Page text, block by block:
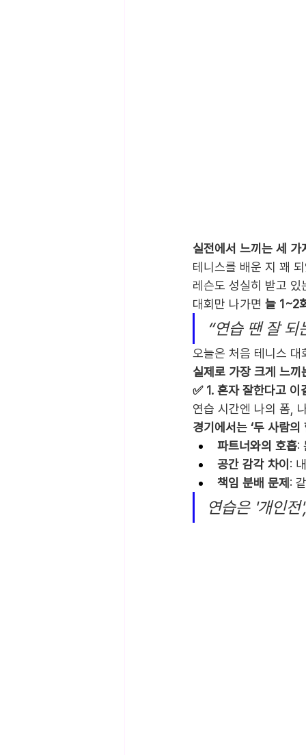
실전에서 느끼는 세 가
테니스를 배운 지 꽤
레슨도 성실히 받고
대회만 나가면 늘 1~2
“연습 땐 잘 되
오늘은 처음 테니스 대
실제로 가장 크게 느
✅ 1. 혼자 잘한다고 이
연습 시간엔 나의 폼,
경기에서는 ‘두 사람의
파트너와의 호흡:
공간 감각 차이 :
책임 분배 문제 :
연습은 '개인전